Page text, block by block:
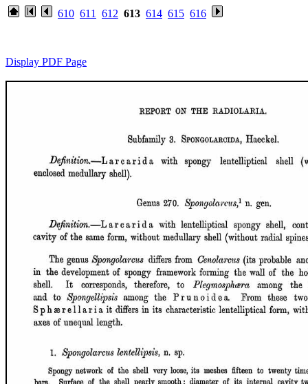
610 611 612 613 614 615 616
Display PDF Page